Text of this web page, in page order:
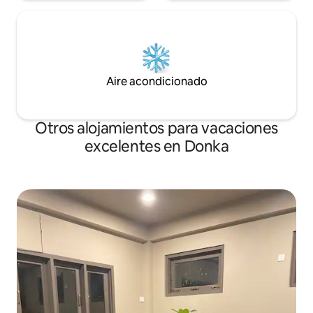
Aire acondicionado
Otros alojamientos para vacaciones
excelentes en Donka